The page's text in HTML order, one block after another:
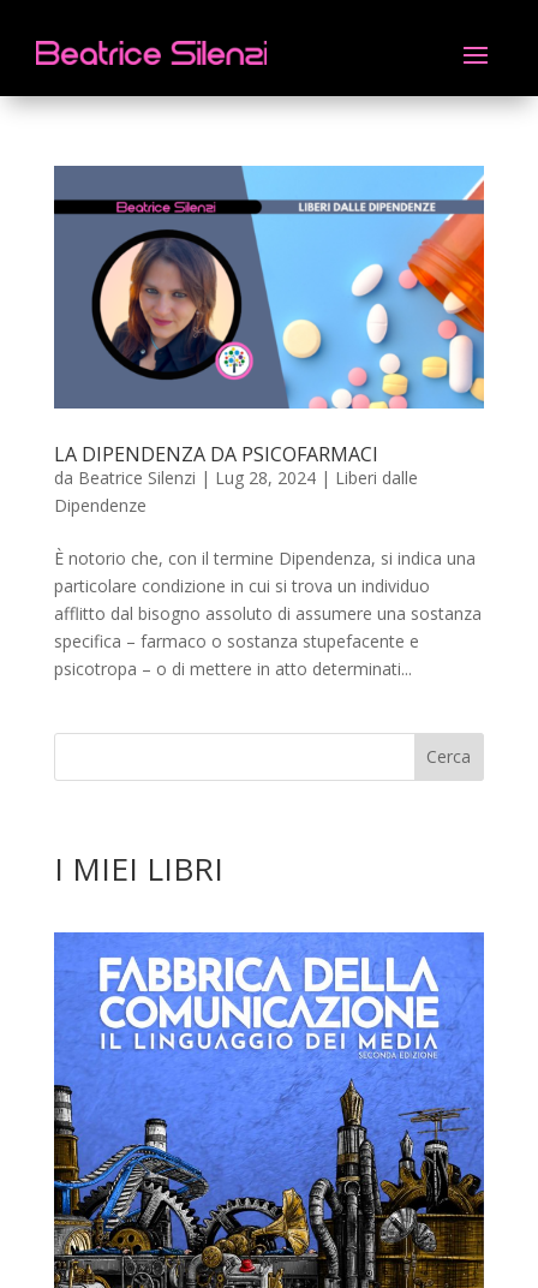
LA DIPENDENZA DA PSICOFARMACI
da Beatrice Silenzi | Lug 28, 2024| Liberi dalle
Dipendenze
È notorio che, con il termine Dipendenza, si indica una
particolare condizione in cui si trova un individuo
afflitto dal bisogno assoluto di assumere una sostanza
specifica – farmaco o sostanza stupefacente e
psicotropa – o di mettere in atto determinati...
I MIEI LIBRI